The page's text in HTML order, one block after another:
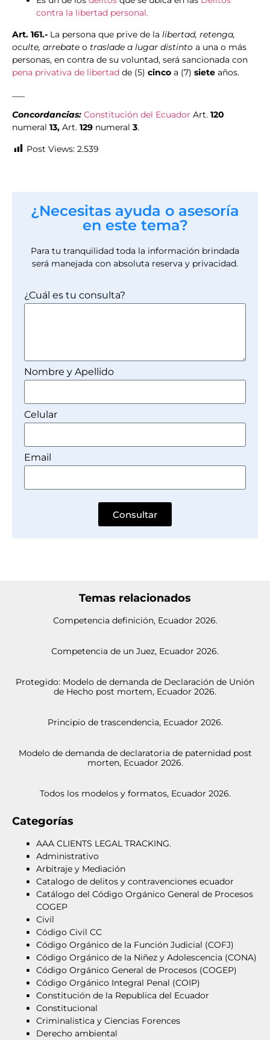
contra la libertad personal.
Art. 161.- La persona que prive de la libertad, retenga,
oculte, arrebate o traslade a lugar distinto a una o más
personas, en contra de su voluntad, será sancionada con
pena privativa de libertad de (5) cinco a (7) siete años.
Concordancias: Constitución del Ecuador Art. 120
numeral 13, Art. 129 numeral 3.
Post Views: 2.539
¿Necesitas ayuda o asesoría
en este tema?
Para tu tranquilidad toda la información brindada
será manejada con absoluta reserva y privacidad.
¿Cuál es tu consulta?
Nombre y Apellido
Celular
Email
Consultar
Temas relacionados
Competencia definición, Ecuador 2026.
Competencia de un Juez, Ecuador 2026.
Protegido: Modelo de demanda de Declaración de Unión
de Hecho post mortem, Ecuador 2026.
Principio de trascendencia, Ecuador 2026.
Modelo de demanda de declaratoria de paternidad post
morten, Ecuador 2026.
Todos los modelos y formatos, Ecuador 2026.
Categorías
AAA CLIENTS LEGAL TRACKING.
Administrativo
Arbitraje y Mediación
Catalogo de delitos y contravenciones ecuador
Catálogo del Código Orgánico General de Procesos
COGEP
Civil
Código Civil CC
Código Orgánico de la Función Judicial (COFJ)
Código Orgánico de la Niñez y Adolescencia (CONA)
Código Orgánico General de Procesos (COGEP)
Código Orgánico Integral Penal (COIP)
Constitución de la Republica del Ecuador
Constitucional
Criminalistica y Ciencias Forences
Derecho ambiental